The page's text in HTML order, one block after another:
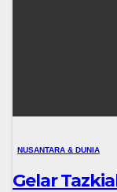
NUSANTARA & DUNIA
Gelar